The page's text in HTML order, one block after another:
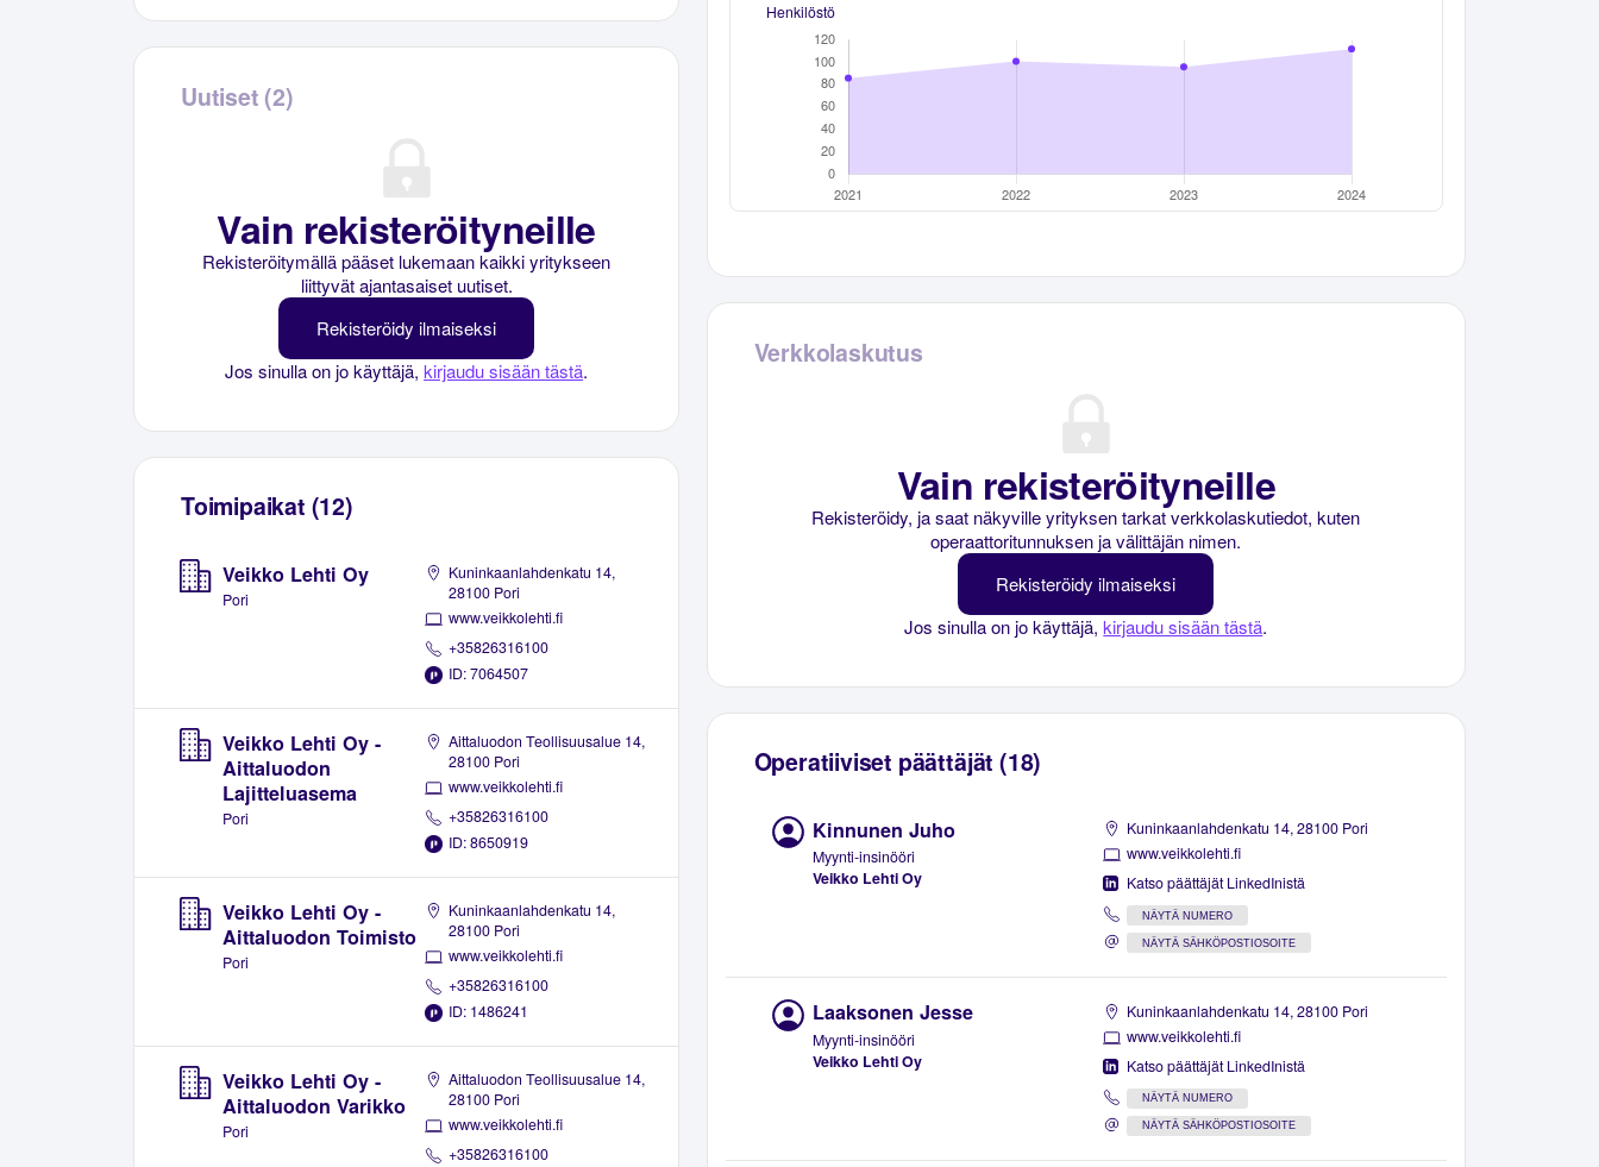
Uutiset (2)
Vain rekisteröityneille
Rekisteröitymällä pääset lukemaan kaikki yritykseen
liittyvät ajantasaiset uutiset.
Rekisteröidy ilmaiseksi
Jos sinulla on jo käyttäjä,kirjaudu sisään tästä.
Toimipaikat (12)
Veikko Lehti Oy
Pori
Kuninkaanlahdenkatu 14,
28100 Pori
www.veikkolehti.fi
+35826316100
ID: 7064507
Veikko Lehti Oy -
Aittaluodon
Lajitteluasema
Pori
Aittaluodon Teollisuusalue 14,
28100 Pori
www.veikkolehti.fi
+35826316100
ID: 8650919
Veikko Lehti Oy -
Aittaluodon Toimisto
Pori
Kuninkaanlahdenkatu 14,
28100 Pori
www.veikkolehti.fi
+35826316100
ID: 1486241
Veikko Lehti Oy -
Aittaluodon Varikko
Pori
Aittaluodon Teollisuusalue 14,
28100 Pori
www.veikkolehti.fi
+35826316100
Henkilöstö
Verkkolaskutus
Vain rekisteröityneille
Rekisteröidy, ja saat näkyville yrityksen tarkat verkkolaskutiedot, kuten
operaattoritunnuksen ja välittäjän nimen.
Rekisteröidy ilmaiseksi
Jos sinulla on jo käyttäjä,kirjaudu sisään tästä.
Operatiiviset päättäjät (18)
Kinnunen Juho
Myynti-insinööri
Veikko Lehti Oy
Kuninkaanlahdenkatu 14, 28100 Pori
www.veikkolehti.fi
Katso päättäjät LinkedInistä
NÄYTÄ NUMERO
NÄYTÄ SÄHKÖPOSTIOSOITE
Laaksonen Jesse
Myynti-insinööri
Veikko Lehti Oy
Kuninkaanlahdenkatu 14, 28100 Pori
www.veikkolehti.fi
Katso päättäjät LinkedInistä
NÄYTÄ NUMERO
NÄYTÄ SÄHKÖPOSTIOSOITE